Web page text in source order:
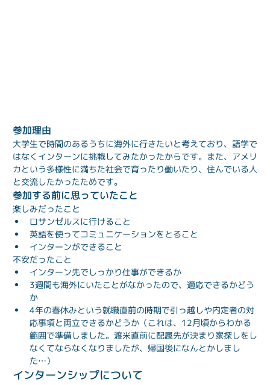
参加理由
大学生で時間のあるうちに海外に行きたいと考えており、語学で
はなくインターンに挑戦してみたかったからです。また、アメリ
カという多様性に満ちた社会で育ったり働いたり、住んでいる人
と交流したかったためです。
参加する前に思っていたこと
楽しみだったこと
ロサンゼルスに行けること
英語を使ってコミュニケーションをとること
インターンができること
不安だったこと
インターン先でしっかり仕事ができるか
3週間も海外にいたことがなかったので、適応できるかどう
か
4年の春休みという就職直前の時期で引っ越しや内定者の対
応事項と両立できるかどうか（これは、12月頃からわかる
範囲で準備しました。渡米直前に配属先が決まり家探しをし
なくてならなくなりましたが、帰国後になんとかしまし
た…）
インターンシップについて